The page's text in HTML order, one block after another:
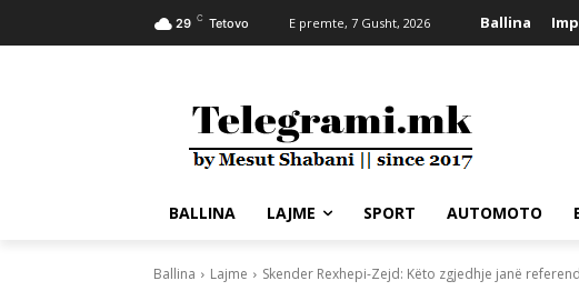
29 C Tetovo E premte, 7 Gusht, 2026 Ballina
BALLINA LAJME SPORT AUTOMOTO
Ballina Lajme Skender Rexhepi-Zejd: Këto zgjedhje janë